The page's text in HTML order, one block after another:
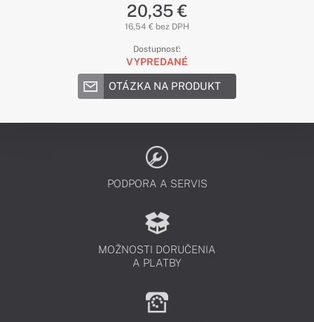
20,35 €
16,54 € bez DPH
Dostupnosť:
VYPREDANÉ
OTÁZKA NA PRODUKT
PODPORA A SERVIS
MOŽNOSTI DORUČENIA
A PLATBY